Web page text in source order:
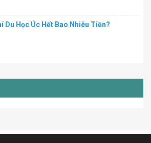
Du Học Úc Hết Bao Nhiêu Tiền?